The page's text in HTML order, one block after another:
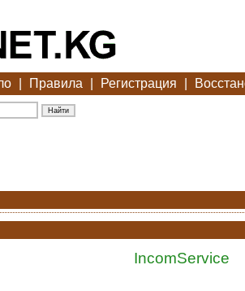
Правила Регистрация
IncomService